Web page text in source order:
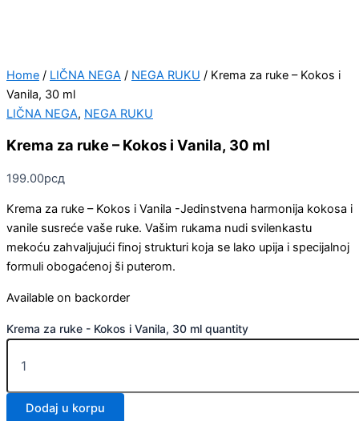
Home / LIČNA NEGA / NEGA RUKU / Krema za ruke – Kokos i
Vanila, 30 ml
LIČNA NEGA, NEGA RUKU
Krema za ruke – Kokos i Vanila, 30 ml
199.00рсд
Krema za ruke – Kokos i Vanila -Jedinstvena harmonija kokosa i
vanile susreće vaše ruke. Vašim rukama nudi svilenkastu
mekoću zahvaljujući finoj strukturi koja se lako upija i specijalnoj
formuli obogaćenoj ši puterom.
Available on backorder
Krema za ruke - Kokos i Vanila, 30 ml quantity
Dodaj u korpu